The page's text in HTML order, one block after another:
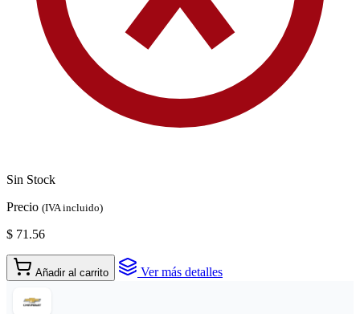
Sin Stock
Precio (IVA incluido)
$ 71.56
Añadir al carrito Ver más detalles